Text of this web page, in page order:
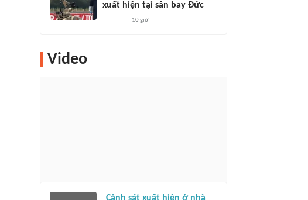
xuất hiện tại sân bay Đức
10 giờ
Video